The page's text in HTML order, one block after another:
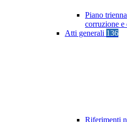
Piano
corruzione e
Atti generali 136
Riferimenti